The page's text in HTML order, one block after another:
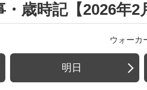
歳時記【2026年2
ウォーカ
明日